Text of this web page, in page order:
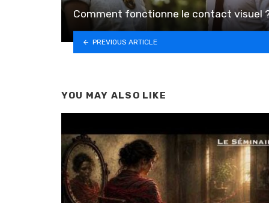
Comment fonctionne le contact visuel
PREVIOUS ARTICLE
YOU MAY ALSO LIKE